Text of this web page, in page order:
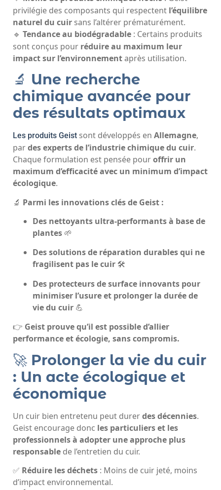
privilégie des composants qui respectent l’équilibre
naturel du cuir sans l’altérer prématurément.
🔹 Tendance au biodégradable : Certains produits
sont conçus pour réduire au maximum leur
impact sur l’environnementaprès utilisation.
🔬 Une recherche
chimique avancée pour
des résultats optimaux
Les produits Geist sont développés en Allemagne,
pardes experts de l’industrie chimique du cuir.
Chaque formulation est pensée pouroffrir un
maximum d’efficacité avec un minimum d’impact
écologique.
🔬 Parmi les innovations clés de Geist :
Des nettoyants ultra-performants à base de
plantes 🌱
Des solutions de réparation durables qui ne
fragilisent pas le cuir 🛠️
Des protecteurs de surface innovants pour
minimiser l’usure et prolonger la durée de
vie du cuir 💪
👉 Geist prouve qu’il est possible d’allier
performance et écologie, sans compromis.
🚀 Prolonger la vie du cuir
: Un acte écologique et
économique
Un cuir bien entretenu peut durerdes décennies.
Geist encourage donc les particuliers et les
professionnels à adopter une approche plus
responsable de l’entretien du cuir.
✅ Réduire les déchets : Moins de cuir jeté, moins
d’impact environnemental.